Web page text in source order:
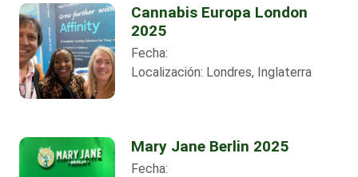
Cannabis Europa London
2025
Fecha:
Localización: Londres, Inglaterra
Mary Jane Berlin 2025
Fecha: